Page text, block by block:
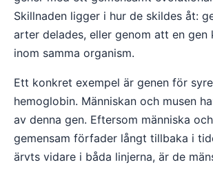
Skillnaden ligger i hur de skildes åt:
arter delades, eller genom att en gen
inom samma organism.
Ett konkret exempel är genen för
hemoglobin. Människan och musen
av denna gen. Eftersom människa
gemensam förfader långt tillbaka i
ärvts vidare i båda linjerna, är de